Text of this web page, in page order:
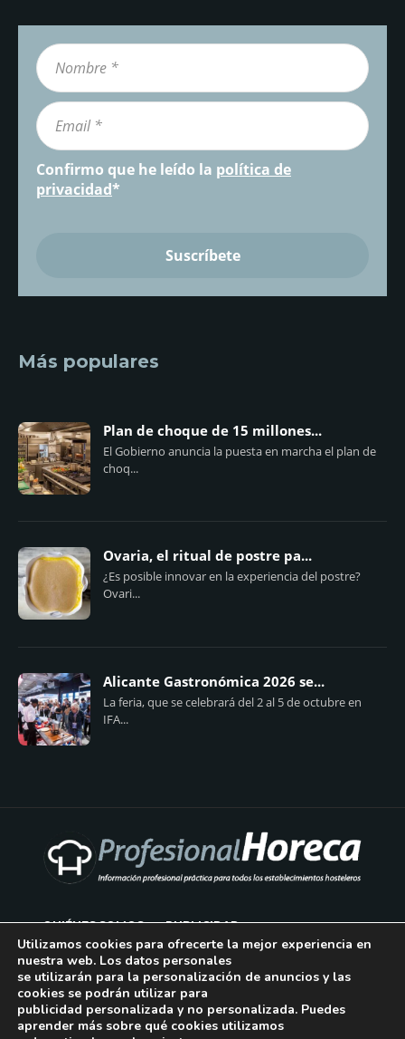
Confirmo que he leído la política de
privacidad*
Más populares
Plan de choque de 15 millones...
El Gobierno anuncia la puesta en marcha el plan de
choq...
Ovaria, el ritual de postre pa...
¿Es posible innovar en la experiencia del postre?
Ovari...
Alicante Gastronómica 2026 se...
La feria, que se celebrará del 2 al 5 de octubre en
IFA...
QUIÉNES SOMOS PUBLICIDAD
AVISO LEGAL
POLÍTICA DE COOKIES
POLÍTICA DE PRIVACIDAD
Utilizamos cookies para ofrecerte la mejor experiencia en
nuestra web. Los datos personales
se utilizarán para la personalización de anuncios y las
cookies se podrán utilizar para
publicidad personalizada y no personalizada. Puedes
aprender más sobre qué cookies utilizamos